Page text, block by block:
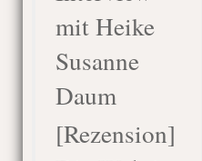
mit Heike
Susanne
Daum
[Rezension]